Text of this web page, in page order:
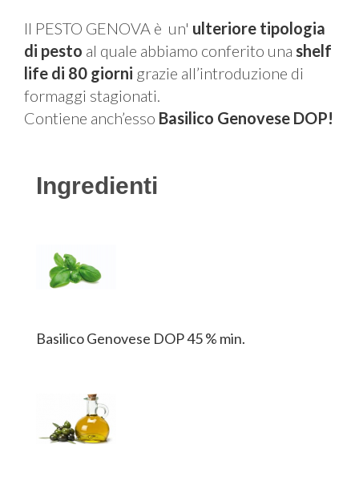
Il PESTO GENOVA è un' ulteriore tipologia
di pesto al quale abbiamo conferito una shelf
life di 80 giorni grazie all’introduzione di
formaggi stagionati.
Contiene anch’esso Basilico Genovese DOP!
Ingredienti
Basilico Genovese DOP 45 % min.